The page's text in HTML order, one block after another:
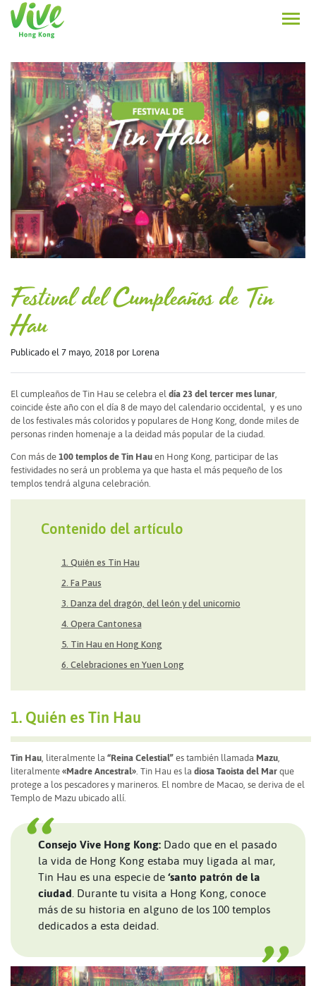
Festival del Cumpleaños de Tin
Hau
Publicado el 7 mayo, 2018 por Lorena
El cumpleaños de Tin Hau se celebra el día 23 del tercer mes lunar
coincide éste año con el día 8 de mayo del calendario occidental, y es uno
de los festivales más coloridos y populares de Hong Kong, donde miles de
personas rinden homenaje a la deidad más popular de la ciudad.
Con más de 100 templos de Tin Hau en Hong Kong, participar de las
festividades no será un problema ya que hasta el más pequeño de los
templos tendrá alguna celebración.
Contenido del artículo
1. Quién es Tin Hau
2. Fa Paus
3. Danza del dragón, del león y del unicornio
4. Opera Cantonesa
5. Tin Hau en Hong Kong
6. Celebraciones en Yuen Long
1. Quién es Tin Hau
Tin Hau , literalmente la “Reina Celestial” es también llamada Mazu
literalmente «Madre Ancestral» . Tin Hau es la diosa Taoista del Mar que
protege a los pescadores y marineros. El nombre de Macao, se deriva de el
Templo de Mazu ubicado allí.
Consejo Vive Hong Kong: Dado que en el pasado
la vida de Hong Kong estaba muy ligada al mar,
Tin Hau es una especie de ‘santo patrón de la
ciudad . Durante tu visita a Hong Kong, conoce
más de su historia en alguno de los 100 templos
dedicados a esta deidad.